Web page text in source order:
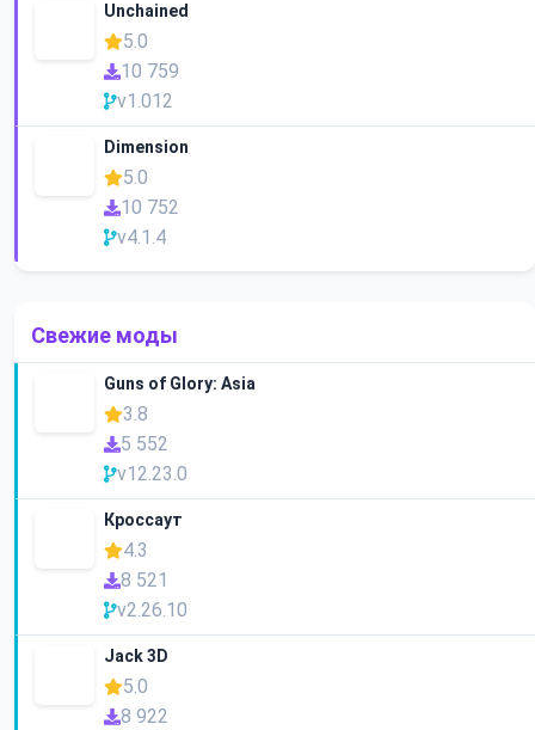
Unchained
5.0
10 759
v1.012
Dimension
5.0
10 752
v4.1.4
Свежие моды
Guns of Glory: Asia
3.8
5 552
v12.23.0
Кроссаут
4.3
8 521
v2.26.10
Jack 3D
5.0
8 922